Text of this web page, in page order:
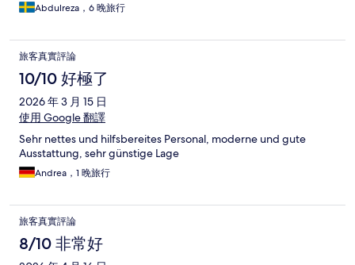
Abdulreza，6 晚旅行
旅客真實評論
10/10 好極了
2026 年 3 月 15 日
使用 Google 翻譯
Sehr nettes und hilfsbereites Personal, moderne und gute
Ausstattung, sehr günstige Lage
Andrea，1 晚旅行
旅客真實評論
8/10 非常好